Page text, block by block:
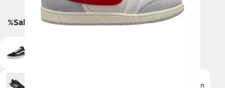
%Sale Kategorien
Herren